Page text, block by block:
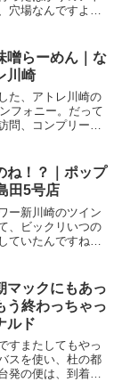
穴場なんですよ、
り込めば、待ち時
噌らーめん｜な
川崎
た、アトレ川崎の
フォニー。だって
問、コンプリート
軒は...なんつッ亭
ね！？｜ポップ
田5号店
ー新川崎のツイン
、ビックリいつの
ていたんですね！
（新川崎三井ビル
が...
マックにもあっ
う終わっちゃっ
ルド
すまたしてもやっ
スを使い、杜の都
発の便は、到着地